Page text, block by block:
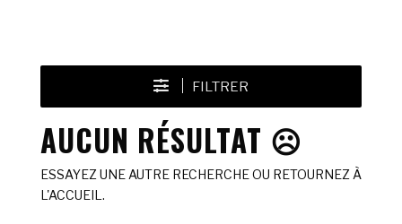
FILTRER
AUCUN RÉSULTAT ☹️
ESSAYEZ UNE AUTRE RECHERCHE OU RETOURNEZ À
L'ACCUEIL.